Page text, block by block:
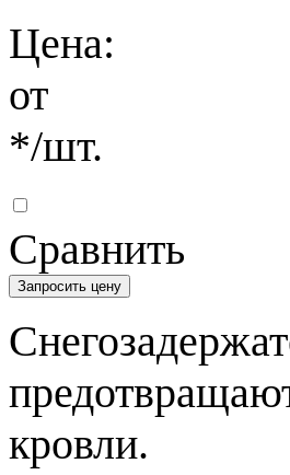
Цена:
от
*/шт.
Сравнить
Запросить цену
кровли.